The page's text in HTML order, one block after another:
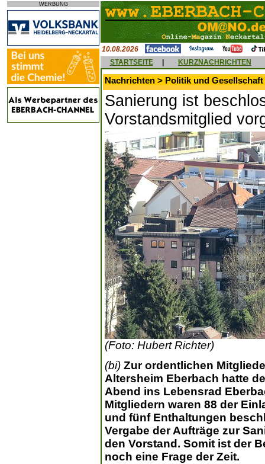
WERBUNG
10.08.2026
STARTSEITE
KURZNACHRICHTEN
Nachrichten > Politik und Gesellschaft
Sanierung ist
Vorstandsmitglied
(Foto: Hubert Richter)
(bi) Zur ordentlichen
Altersheim Eberbach hatte
Abend ins Lebensrad
Mitgliedern waren 88 der
und fünf Enthaltungen
Vergabe der Aufträge zur
den Vorstand. Somit ist der
noch eine Frage der Zeit.